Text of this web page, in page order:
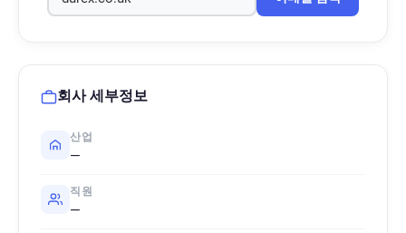
회사 세부정보
산업
—
직원
—